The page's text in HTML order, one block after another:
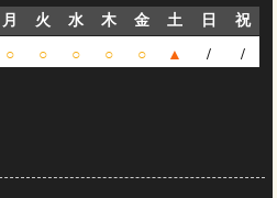
月 火 水 木 金 土 日 祝
○ ○ ○ ○ ○ ▲ / /